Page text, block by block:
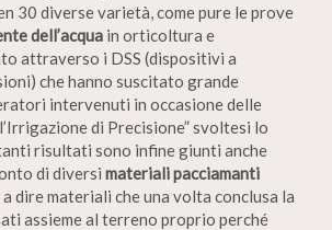
30 diverse varietà, come pure le prove
dell’acqua in orticoltura e
attraverso i DSS (dispositivi a
che hanno suscitato grande
intervenuti in occasione delle
di Precisione” svoltesi lo
risultati sono infine giunti anche
di diversi materiali pacciamanti
a dire materiali che una volta conclusa la
assieme al terreno proprio perché